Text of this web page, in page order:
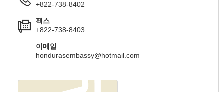
+822-738-8402
팩스
+822-738-8403
이메일
hondurasembassy@hotmail.com